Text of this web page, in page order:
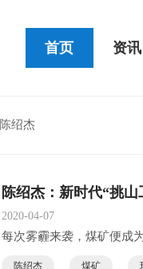
首页 资讯
绍杰
陈绍杰：新时代“挑山
2020-04-07
每次雾霾来袭，煤矿便成
陈绍杰 煤矿
STAGE便携式蓝牙音箱测